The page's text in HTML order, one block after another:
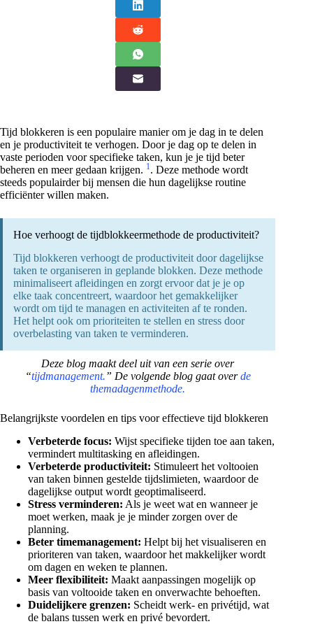
Tijd blokkeren is een populaire manier om je dag in te delen
en je productiviteit te verhogen. Door je dag op te delen in
vaste perioden voor specifieke taken, kun je je tijd beter
beheren en meer gedaan krijgen. 1. Deze methode wordt
steeds populairder bij mensen die hun dagelijkse routine
efficiënter willen maken.
Hoe verhoogt de tijdblokkeermethode de productiviteit?
Tijd blokkeren verhoogt de productiviteit door dagelijkse
taken te organiseren in geplande blokken. Deze methode
minimaliseert afleidingen en zorgt ervoor dat je je op
elke taak concentreert, waardoor het gemakkelijker
wordt om tijd te managen en activiteiten af te ronden.
Het helpt ook om prioriteiten te stellen en stress door
overbelasting van taken te verminderen.
Deze blog maakt deel uit van een serie over
“tijdmanagement.” De volgende blog gaat overde
themadagenmethode.
Belangrijkste voordelen en tips voor effectieve tijd blokkeren
Verbeterde focus: Wijst specifieke tijden toe aan taken,
vermindert multitasking en afleidingen.
Verbeterde productiviteit: Stimuleert het voltooien
van taken binnen gestelde tijdslimieten, waardoor de
dagelijkse output wordt geoptimaliseerd.
Stress verminderen: Als je weet wat en wanneer je
moet werken, maak je je minder zorgen over de
planning.
Beter timemanagement: Helpt bij het visualiseren en
prioriteren van taken, waardoor het makkelijker wordt
om dagen en weken te plannen.
Meer flexibiliteit: Maakt aanpassingen mogelijk op
basis van voltooide taken en onverwachte behoeften.
Duidelijkere grenzen: Scheidt werk- en privétijd, wat
de balans tussen werk en privé bevordert.